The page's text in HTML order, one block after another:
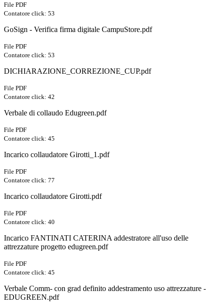
File PDF
Contatore click: 53
GoSign - Verifica firma digitale CampuStore.pdf
File PDF
Contatore click: 53
DICHIARAZIONE_CORREZIONE_CUP.pdf
File PDF
Contatore click: 42
Verbale di collaudo Edugreen.pdf
File PDF
Contatore click: 45
Incarico collaudatore Girotti_1.pdf
File PDF
Contatore click: 77
Incarico collaudatore Girotti.pdf
File PDF
Contatore click: 40
Incarico FANTINATI CATERINA addestratore all'uso delle
attrezzature progetto edugreen.pdf
File PDF
Contatore click: 45
Verbale Comm- con grad definito addestramento uso attrezzature -
EDUGREEN.pdf